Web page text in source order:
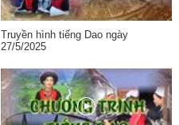
Truyền hình tiếng Dao ngày
27/5/2025